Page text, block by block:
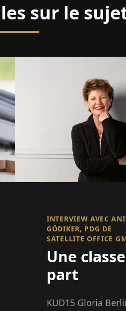
sur le
INTERVIEW AVEC
GÖDIKER, PDG DE
SATELLITE OFFICE
Une
part
KUD15 Gloria